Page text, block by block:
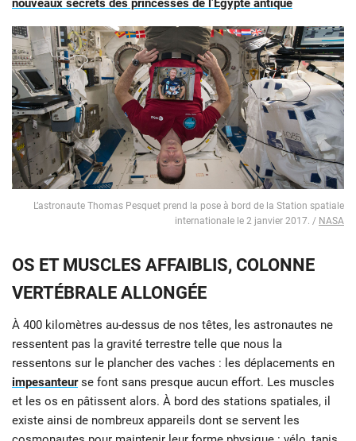
nouveaux secrets des princesses de l’Égypte antique
L’astronaute Thomas Pesquet prend la pose à bord de la Station spatiale
internationale le 2 janvier 2017. / NASA
OS ET MUSCLES AFFAIBLIS, COLONNE
VERTÉBRALE ALLONGÉE
À 400 kilomètres au-dessus de nos têtes, les astronautes ne
ressentent pas la gravité terrestre telle que nous la
ressentons sur le plancher des vaches : les déplacements en
impesanteurse font sans presque aucun effort. Les muscles
et les os en pâtissent alors. À bord des stations spatiales, il
existe ainsi de nombreux appareils dont se servent les